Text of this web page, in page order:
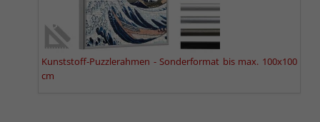
Kunststoff-Puzzlerahmen - Sonderformat bis max. 100x100
cm